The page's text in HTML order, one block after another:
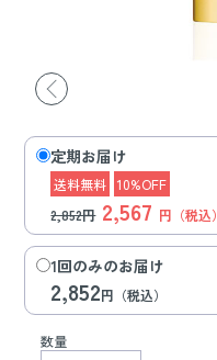
定期お届け
送料無料
10%OFF
2,852円 2,567 円（税込）
1回のみのお届け
2,852円（税込）
数量